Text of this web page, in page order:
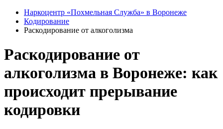
Наркоцентр «Похмельная Служба» в Воронеже
Кодирование
Раскодирование от алкоголизма
Раскодирование от
алкоголизма в Воронеже: как
происходит прерывание
кодировки